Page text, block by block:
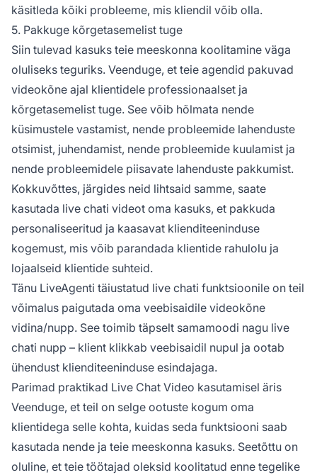
käsitleda kõiki probleeme, mis kliendil võib olla.
5. Pakkuge kõrgetasemelist tuge
Siin tulevad kasuks teie meeskonna koolitamine väga
oluliseks teguriks. Veenduge, et teie agendid pakuvad
videokõne ajal klientidele professionaalset ja
kõrgetasemelist tuge. See võib hõlmata nende
küsimustele vastamist, nende probleemide lahenduste
otsimist, juhendamist, nende probleemide kuulamist ja
nende probleemidele piisavate lahenduste pakkumist.
Kokkuvõttes, järgides neid lihtsaid samme, saate
kasutada live chati videot oma kasuks, et pakkuda
personaliseeritud ja kaasavat klienditeeninduse
kogemust, mis võib parandada klientide rahulolu ja
lojaalseid klientide suhteid.
Tänu LiveAgenti täiustatud live chati funktsioonile on teil
võimalus paigutada oma veebisaidile videokõne
vidina/nupp. See toimib täpselt samamoodi nagu live
chati nupp – klient klikkab veebisaidil nupul ja ootab
ühendust klienditeeninduse esindajaga.
Parimad praktikad Live Chat Video kasutamisel äris
Veenduge, et teil on selge ootuste kogum oma
klientidega selle kohta, kuidas seda funktsiooni saab
kasutada nende ja teie meeskonna kasuks. Seetõttu on
oluline, et teie töötajad oleksid koolitatud enne tegelike